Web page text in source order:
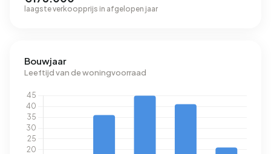
laagste verkoopprijs in afgelopen jaar
Bouwjaar
Leeftijd van de woningvoorraad